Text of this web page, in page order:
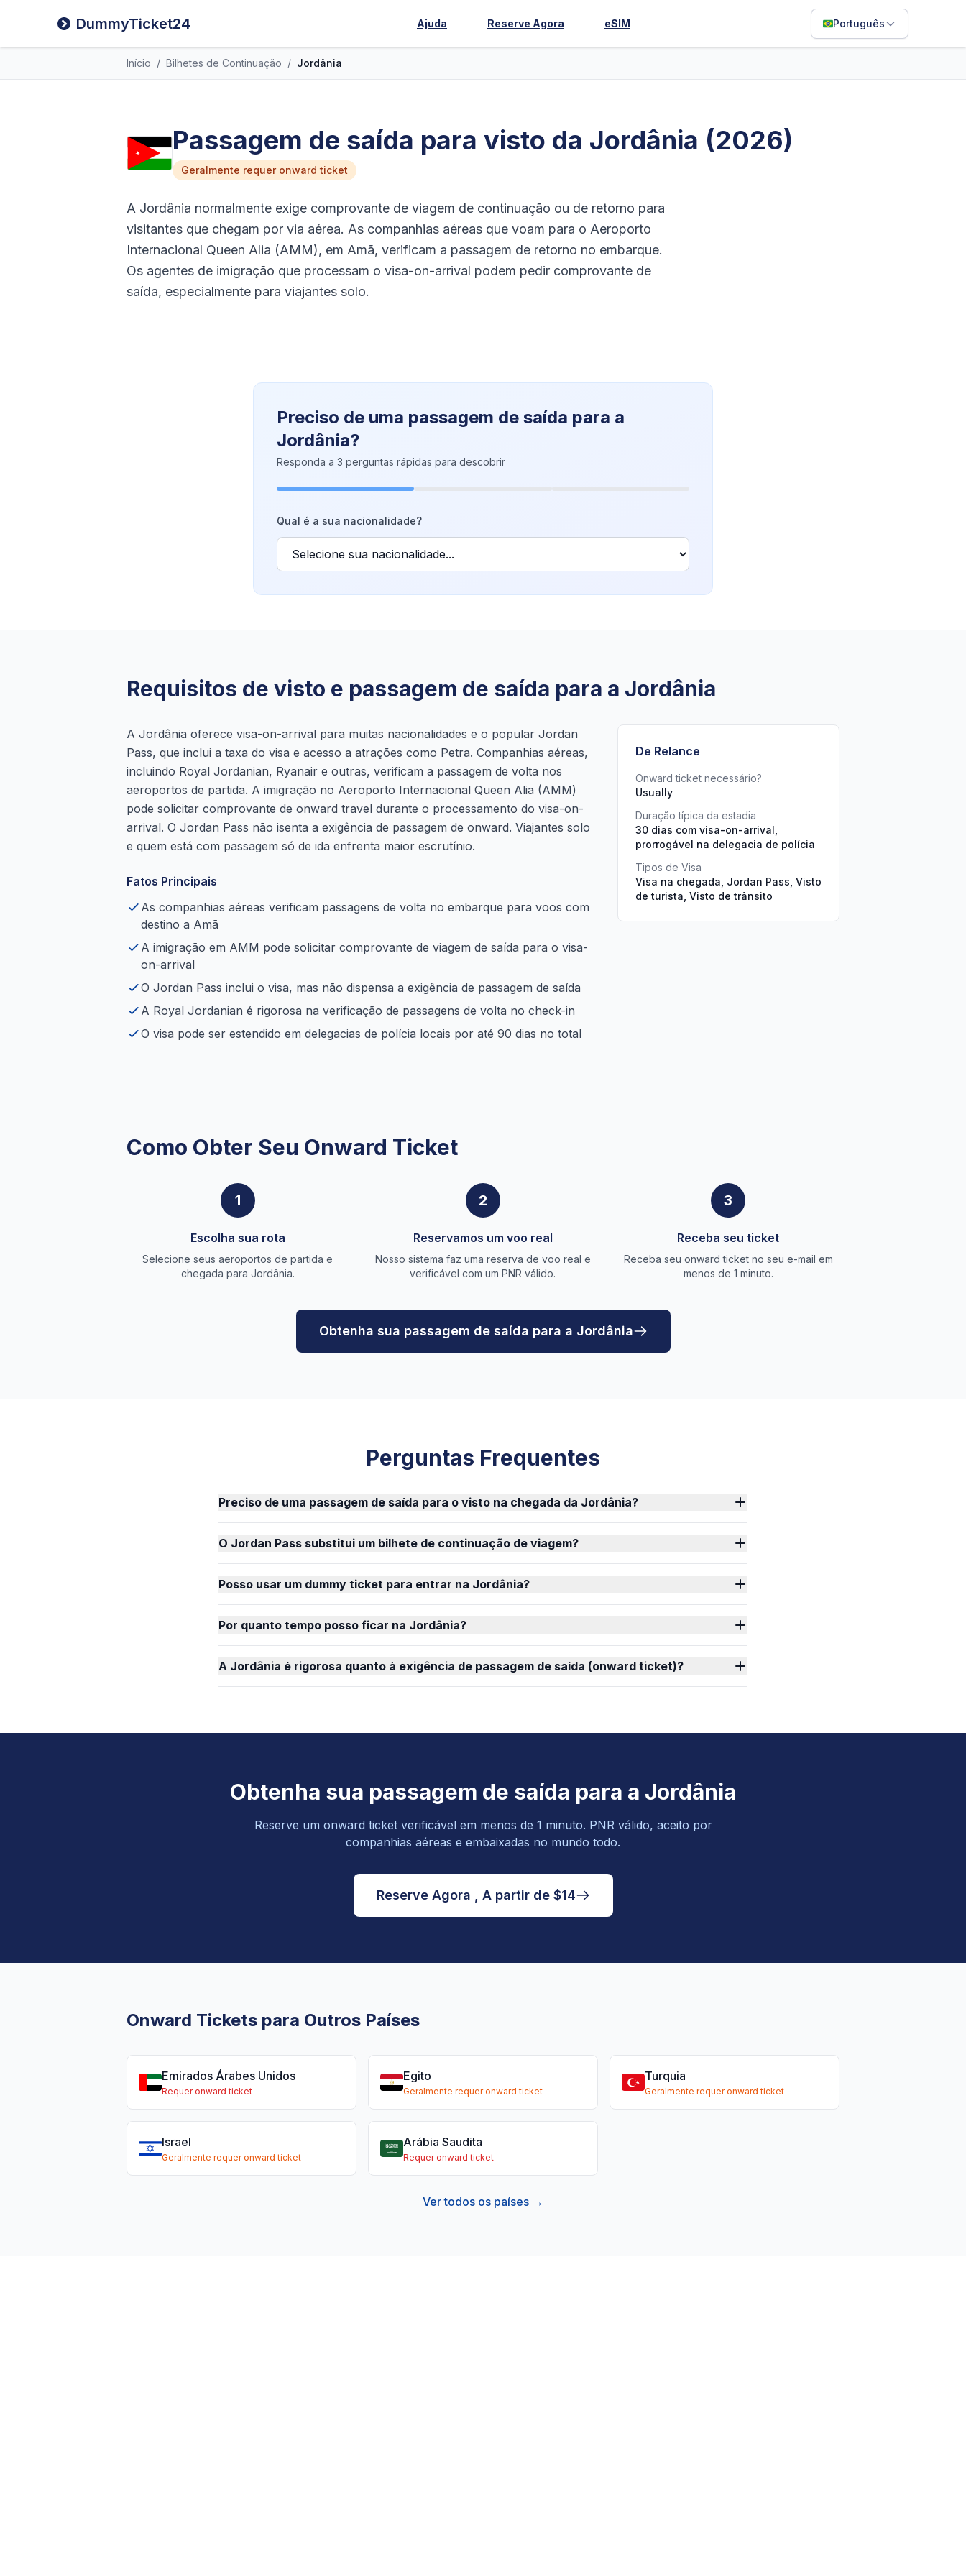
DummyTicket24 Ajuda Reserve Agora eSIM Português
Início / Bilhetes de Continuação / Jordânia
Passagem de saída para visto da Jordânia (2026)
Geralmente requer onward ticket
A Jordânia normalmente exige comprovante de viagem de continuação ou de retorno para
visitantes que chegam por via aérea. As companhias aéreas que voam para o Aeroporto
Internacional Queen Alia (AMM), em Amã, verificam a passagem de retorno no embarque.
Os agentes de imigração que processam o visa-on-arrival podem pedir comprovante de
saída, especialmente para viajantes solo.
Preciso de uma passagem de saída para a
Jordânia?
Responda a 3 perguntas rápidas para descobrir
Qual é a sua nacionalidade?
Requisitos de visto e passagem de saída para a Jordânia
A Jordânia oferece visa-on-arrival para muitas nacionalidades e o popular Jordan
Pass, que inclui a taxa do visa e acesso a atrações como Petra. Companhias aéreas,
incluindo Royal Jordanian, Ryanair e outras, verificam a passagem de volta nos
aeroportos de partida. A imigração no Aeroporto Internacional Queen Alia (AMM)
pode solicitar comprovante de onward travel durante o processamento do visa-on-
arrival. O Jordan Pass não isenta a exigência de passagem de onward. Viajantes solo
e quem está com passagem só de ida enfrenta maior escrutínio.
Fatos Principais
As companhias aéreas verificam passagens de volta no embarque para voos com
destino a Amã
A imigração em AMM pode solicitar comprovante de viagem de saída para o visa-
on-arrival
O Jordan Pass inclui o visa, mas não dispensa a exigência de passagem de saída
A Royal Jordanian é rigorosa na verificação de passagens de volta no check-in
O visa pode ser estendido em delegacias de polícia locais por até 90 dias no total
De Relance
Onward ticket necessário?
Usually
Duração típica da estadia
30 dias com visa-on-arrival,
prorrogável na delegacia de polícia
Tipos de Visa
Visa na chegada, Jordan Pass, Visto
de turista, Visto de trânsito
Como Obter Seu Onward Ticket
1
Escolha sua rota
Selecione seus aeroportos de partida e
chegada para Jordânia.
2
Reservamos um voo real
Nosso sistema faz uma reserva de voo real e
verificável com um PNR válido.
3
Receba seu ticket
Receba seu onward ticket no seu e-mail em
menos de 1 minuto.
Obtenha sua passagem de saída para a Jordânia
Perguntas Frequentes
Preciso de uma passagem de saída para o visto na chegada da Jordânia?
O Jordan Pass substitui um bilhete de continuação de viagem?
Posso usar um dummy ticket para entrar na Jordânia?
Por quanto tempo posso ficar na Jordânia?
A Jordânia é rigorosa quanto à exigência de passagem de saída (onward ticket)?
Obtenha sua passagem de saída para a Jordânia
Reserve um onward ticket verificável em menos de 1 minuto. PNR válido, aceito por
companhias aéreas e embaixadas no mundo todo.
Reserve Agora , A partir de $14
Onward Tickets para Outros Países
Emirados Árabes Unidos
Requer onward ticket
Egito
Geralmente requer onward ticket
Turquia
Geralmente requer onward ticket
Israel
Geralmente requer onward ticket
Arábia Saudita
Requer onward ticket
Ver todos os países →